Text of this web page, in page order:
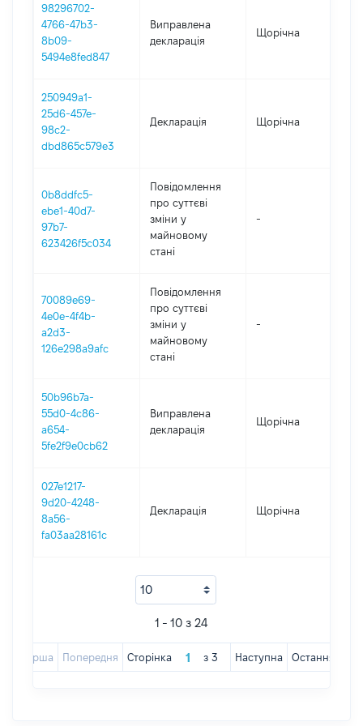
98296702-
4766-47b3-
8b09-
5494e8fed847
Виправлена
декларація
Щорічна
250949a1-
25d6-457e-
98c2-
dbd865c579e3
Декларація Щорічна
0b8ddfc5-
ebe1-40d7-
97b7-
623426f5c034
Повідомлення
про суттєві
зміни y
майновому
стані
-
70089e69-
4e0e-4f4b-
a2d3-
126e298a9afc
Повідомлення
про суттєві
зміни y
майновому
стані
-
50b96b7a-
55d0-4c86-
a654-
5fe2f9e0cb62
Виправлена
декларація
Щорічна
027e1217-
9d20-4248-
8a56-
fa03aa28161c
Декларація Щорічна
1 - 10 з 24
Перша Попередня Сторінка з 3 Наступна Остання